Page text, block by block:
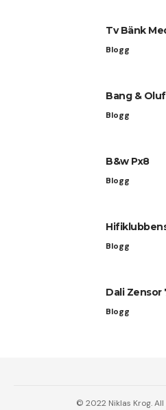
Tv Bänk
Blogg
Bang &
Blogg
B&w Px8
Blogg
Blogg
Dali Zensor
Blogg
© 2022 Niklas Krog.